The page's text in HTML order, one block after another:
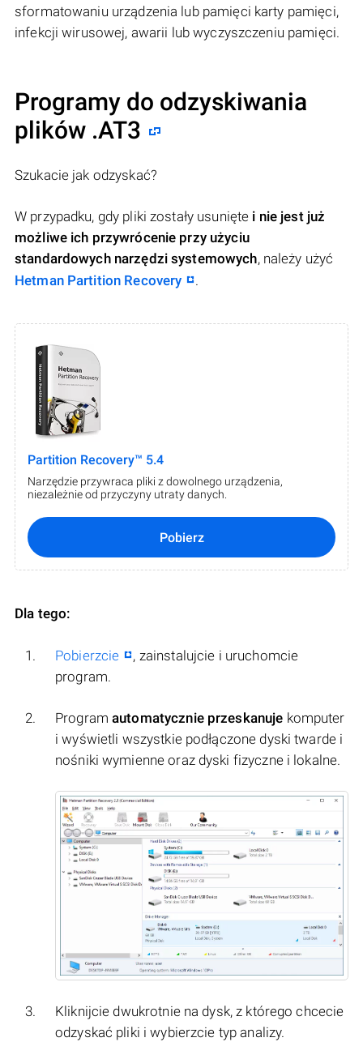
sformatowaniu urządzenia lub pamięci karty pamięci,
infekcji wirusowej, awarii lub wyczyszczeniu pamięci.
Programy do odzyskiwania
plików .AT3
Szukacie jak odzyskać?
W przypadku, gdy pliki zostały usunięte i nie jest już
możliwe ich przywrócenie przy użyciu
standardowych narzędzi systemowych, należy użyć
Hetman Partition Recovery
.
Partition Recovery™ 5.4
Narzędzie przywraca pliki z dowolnego urządzenia,
niezależnie od przyczyny utraty danych.
Pobierz
Dla tego:
Pobierzcie
, zainstalujcie i uruchomcie
program.
Programautomatycznie przeskanuje komputer
i wyświetli wszystkie podłączone dyski twarde i
nośniki wymienne oraz dyski fizyczne i lokalne.
Kliknijcie dwukrotnie na dysk, z którego chcecie
odzyskać pliki i wybierzcie typ analizy.